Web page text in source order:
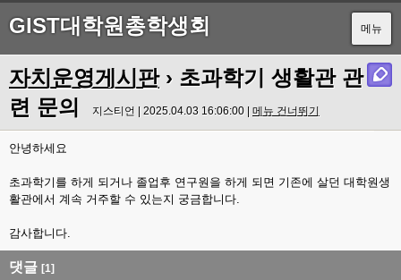
GIST대학원총학생회 메뉴
자치운영게시판› 초과학기 생활관 관
련 문의
지스티언 | 2025.04.03 16:06:00 | 메뉴 건너뛰기
안녕하세요
초과학기를 하게 되거나 졸업후 연구원을 하게 되면 기존에 살던 대학원생
활관에서 계속 거주할 수 있는지 궁금합니다.
감사합니다.
댓글 [1]